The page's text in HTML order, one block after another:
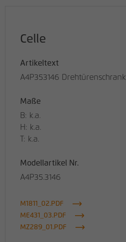
Celle
Artikeltext
A4P353146 Drehtürenschrank
Maße
B: k.a.
H: k.a.
T: k.a.
Modellartikel Nr.
A4P35.3146
M1811_02.PDF
ME431_03.PDF
MZ289_01.PDF